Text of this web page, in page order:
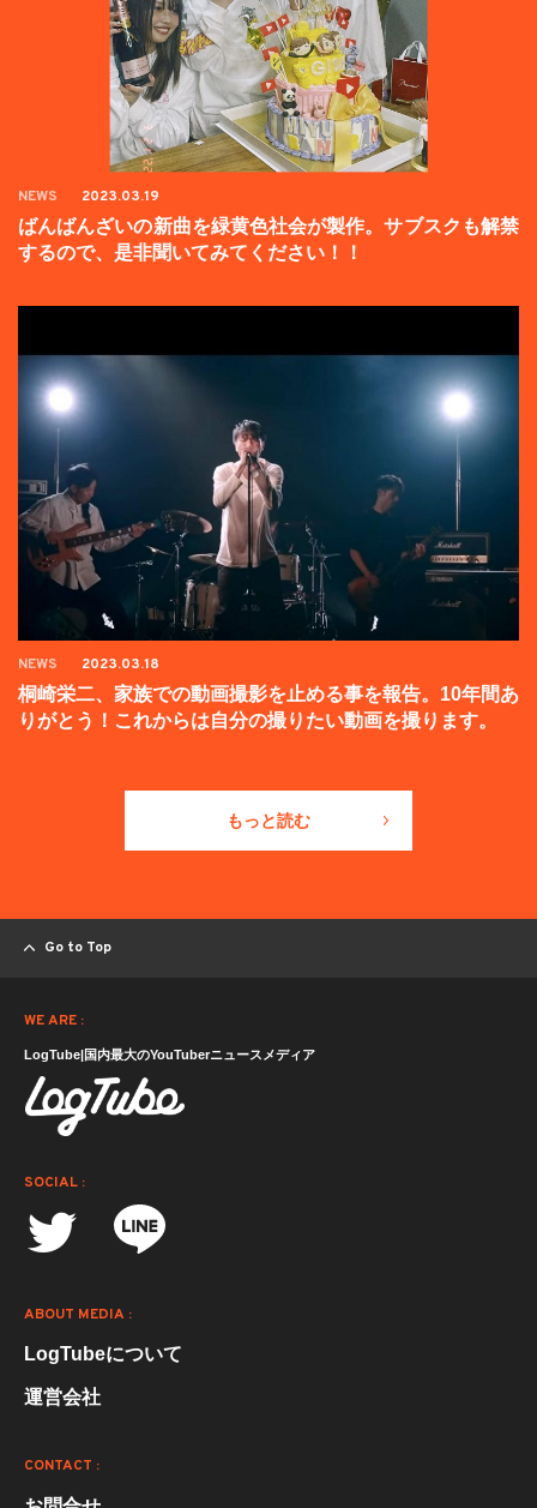
NEWS 2023.03.19
ばんばんざいの新曲を緑黄色社会が製作。サブスクも解禁
するので、是非聞いてみてください！！
NEWS 2023.03.18
桐崎栄二、家族での動画撮影を止める事を報告。10年間あ
りがとう！これからは自分の撮りたい動画を撮ります。
もっと読む
Go to Top
WE ARE :
LogTube|国内最大のYouTuberニュースメディア
SOCIAL :
ABOUT MEDIA :
LogTubeについて
運営会社
CONTACT :